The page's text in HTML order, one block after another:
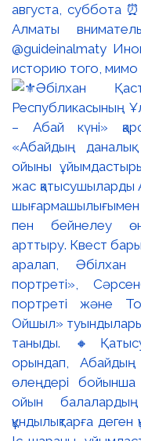
августа, суббота
Алматы
@guideinalmaty
историю того,